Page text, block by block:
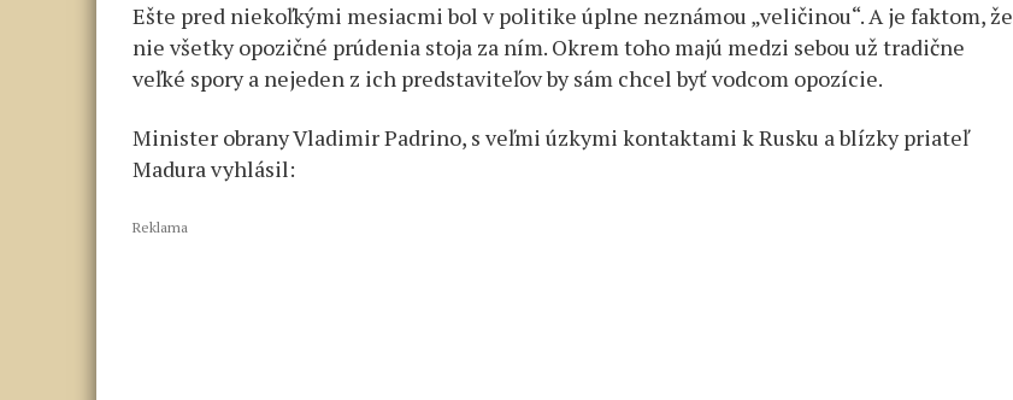
Ešte pred niekoľkými mesiacmi bol v politike úplne neznámou „veličinou“. A je faktom, že
nie všetky opozičné prúdenia stoja za ním. Okrem toho majú medzi sebou už tradične
veľké spory a nejeden z ich predstaviteľov by sám chcel byť vodcom opozície.
Minister obrany Vladimir Padrino, s veľmi úzkymi kontaktami k Rusku a blízky priateľ
Madura vyhlásil:
Reklama